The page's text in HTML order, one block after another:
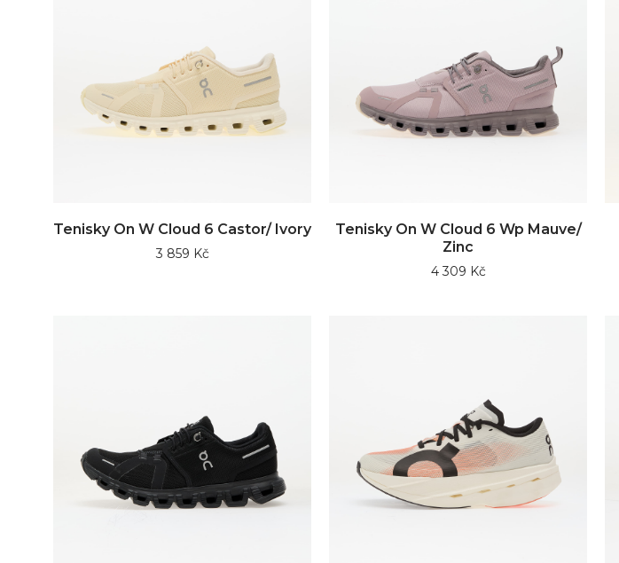
Tenisky On W Cloud 6 Castor/ Ivory
3 859 Kč
Tenisky On W Cloud 6 Wp Mauve/
Zinc
4 309 Kč